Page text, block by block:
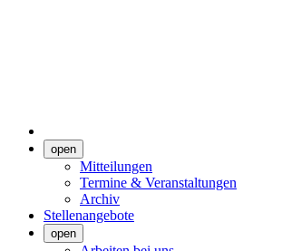
open
Mitteilungen
Termine & Veranstaltungen
Archiv
Stellenangebote
open